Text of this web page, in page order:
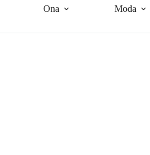
Ona Moda